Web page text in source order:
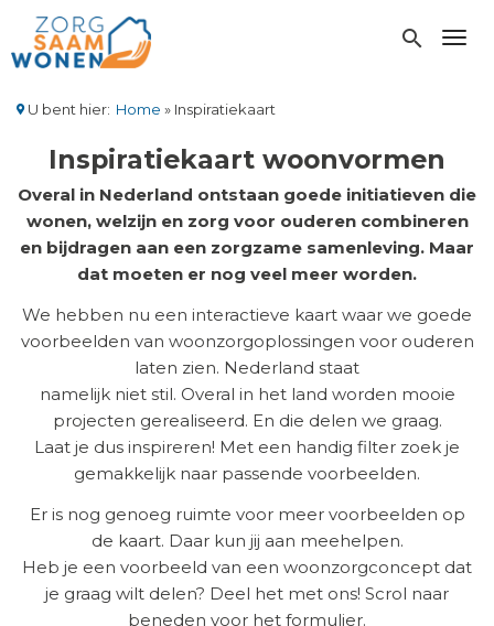
naar
de
gaan
search
U bent hier: Home Inspiratiekaart
Inspiratiekaart woonvormen
Overal in Nederland ontstaan goede initiatieven die
wonen, welzijn en zorg voor ouderen combineren
en bijdragen aan een zorgzame samenleving. Maar
dat moeten er nog veel meer worden.
We hebben nu een interactieve kaart waar we goede
voorbeelden van woonzorgoplossingen voor ouderen
laten zien. Nederland staat
namelijk niet stil. Overal in het land worden mooie
projecten gerealiseerd. En die delen we graag.
Laat je dus inspireren! Met een handig filter zoek je
gemakkelijk naar passende voorbeelden.
Er is nog genoeg ruimte voor meer voorbeelden op
de kaart. Daar kun jij aan meehelpen.
Heb je een voorbeeld van een woonzorgconcept dat
je graag wilt delen? Deel het met ons! Scrol naar
beneden voor het formulier.